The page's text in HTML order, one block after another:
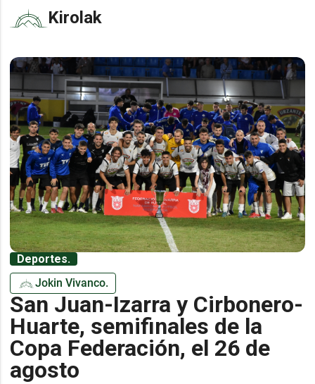
Kirolak
Deportes.
Jokin Vivanco.
San Juan-Izarra y Cirbonero-
Huarte, semifinales de la
Copa Federación, el 26 de
agosto